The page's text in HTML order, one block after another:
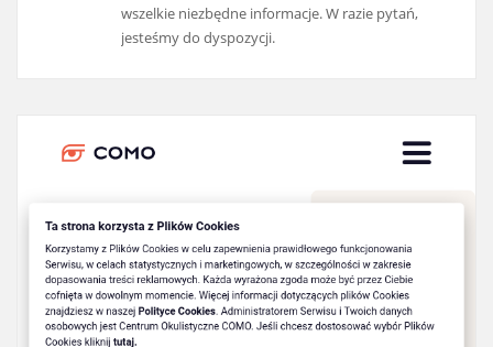
wszelkie niezbędne informacje. W razie pytań,
jesteśmy do dyspozycji.